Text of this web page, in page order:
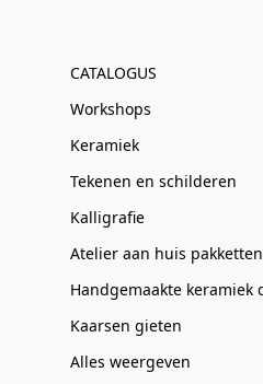
CATALOGUS
Workshops
Keramiek
Tekenen en schilderen
Kalligrafie
Atelier aan huis pakketten
Kaarsen gieten
Alles weergeven